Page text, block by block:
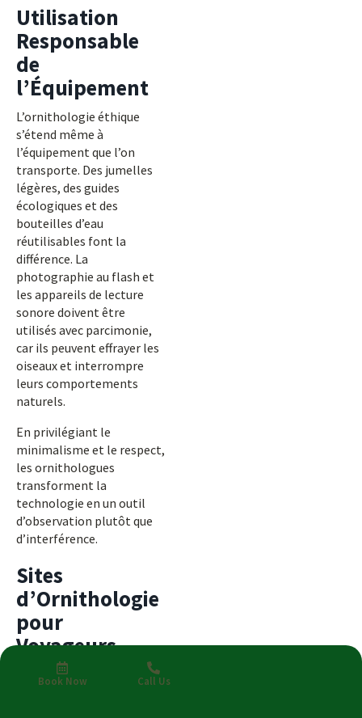
Utilisation
Responsable
de
l’Équipement
L’ornithologie éthique
s’étend même à
l’équipement que l’on
transporte. Des jumelles
légères, des guides
écologiques et des
bouteilles d’eau
réutilisables font la
différence. La
photographie au flash et
les appareils de lecture
sonore doivent être
utilisés avec parcimonie,
car ils peuvent effrayer les
oiseaux et interrompre
leurs comportements
naturels.
En privilégiant le
minimalisme et le respect,
les ornithologues
transforment la
technologie en un outil
d’observation plutôt que
d’interférence.
Sites
d’Ornithologie
pour
Voyageurs
Durables
Book Now Call Us